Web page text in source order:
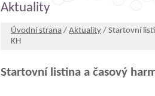
Aktuality
Úvodní strana / Aktuality / Startovní
KH
Startovní listina a časový